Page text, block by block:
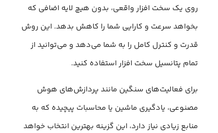
روی یک سخت افزار واقعی، بدون هیچ لایه اضافی که
بخواهد سرعت و کارایی شما را کاهش بدهد. این روش
قدرت و کنترل کامل را به شما می‌دهد و می‌توانید از
تمام پتانسیل سخت افزار استفاده کنید.
برای فعالیت‌های سنگین مانند پردازش‌های هوش
مصنوعی، یادگیری ماشین یا محاسبات پیچیده که به
منابع زیادی نیاز دارد، این گزینه بهترین انتخاب خواهد